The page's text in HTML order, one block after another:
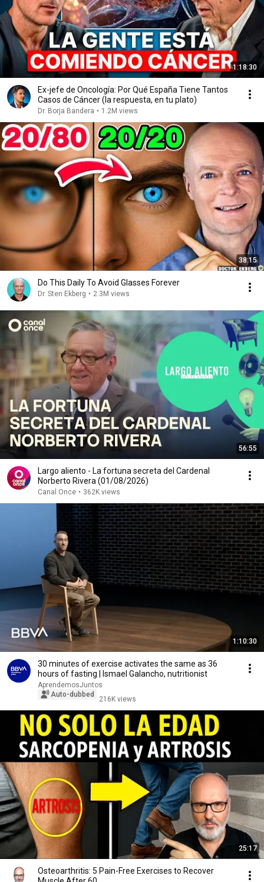
1:18:30
Ex-jefe de Oncología: Por Qué España Tiene Tantos
Casos de Cáncer (la respuesta, en tu plato)
Dr. Borja Bandera • 1.2M views
38:15
Do This Daily To Avoid Glasses Forever
Dr. Sten Ekberg • 2.3M views
56:55
Largo aliento - La fortuna secreta del Cardenal
Norberto Rivera (01/08/2026)
Canal Once • 362K views
1:10:30
30 minutes of exercise activates the same as 36
hours of fasting | Ismael Galancho, nutritionist
AprendemosJuntos
Auto-dubbed
216K views
25:17
Osteoarthritis: 5 Pain-Free Exercises to Recover